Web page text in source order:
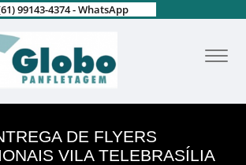
99143-4374 - WhatsApp
DE FLYERS
VILA TELEBRASÍLIA